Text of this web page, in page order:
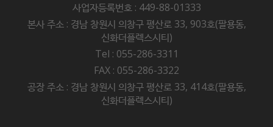
사업자등록번호 : 449-88-01333
본사 주소 : 경남 창원시 의창구 평산로 33, 903호(팔용동,
신화더플렉스시티)
Tel : 055-286-3311
FAX : 055-286-3322
공장 주소 : 경남 창원시 의창구 평산로 33, 414호(팔용동,
신화더플렉스시티)